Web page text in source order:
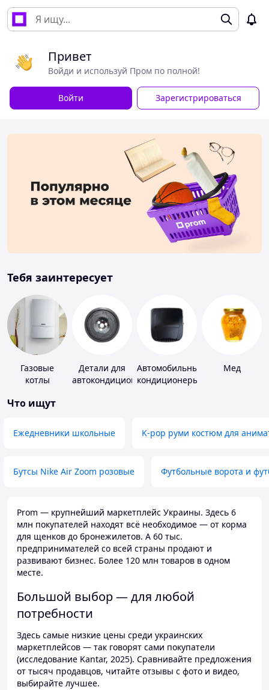
Привет
Войди и используй Пром по полной!
Войти Зарегистрироваться
Тебя заинтересует
Газовые
котлы
Детали для
автокондиционеров
Автомобильные
кондиционеры
Мед
Что ищут
Ежедневники школьные K-pop руми костюм для
Бутсы Nike Air Zoom розовые Футбольные ворота и
Prom — крупнейший маркетплейс Украины. Здесь 6
млн покупателей находят всё необходимое — от корма
для щенков до бронежилетов. А 60 тыс.
предпринимателей со всей страны продают и
развивают бизнес. Более 120 млн товаров в одном
месте.
Большой выбор — для любой
потребности
Здесь самые низкие цены среди украинских
маркетплейсов — так говорят сами покупатели
(исследование Kantar, 2025). Сравнивайте предложения
от тысяч продавцов, читайте отзывы с фото и видео,
выбирайте лучшее.